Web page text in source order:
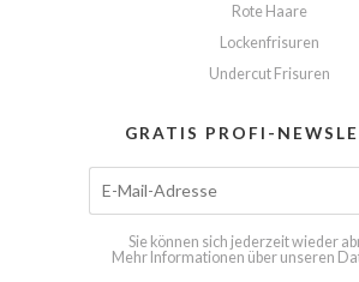
Rote Haare
Lockenfrisuren
Undercut Frisuren
GRATIS PROFI-
Sie können sich jederzeit wieder
Mehr Informationen über unseren